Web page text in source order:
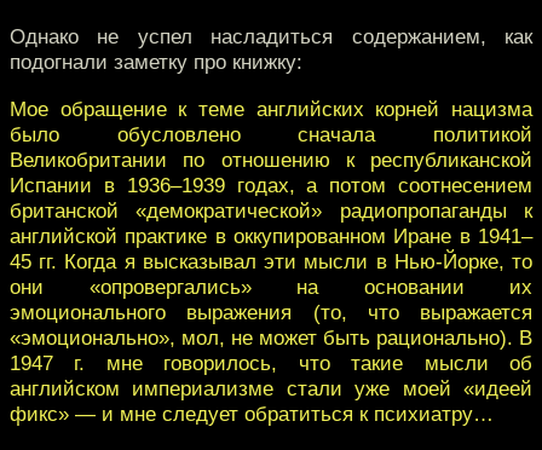
Однако не успел насладиться содержанием, как
подогнали заметку про книжку:
Мое обращение к теме английских корней нацизма
было обусловлено сначала политикой
Великобритании по отношению к республиканской
Испании в 1936–1939 годах, а потом соотнесением
британской «демократической» радиопропаганды к
английской практике в оккупированном Иране в 1941–
45 гг. Когда я высказывал эти мысли в Нью-Йорке, то
они «опровергались» на основании их
эмоционального выражения (то, что выражается
«эмоционально», мол, не может быть рационально). В
1947 г. мне говорилось, что такие мысли об
английском империализме стали уже моей «идеей
фикс» — и мне следует обратиться к психиатру…